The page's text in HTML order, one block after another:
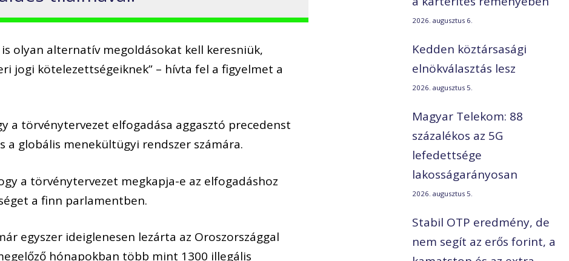
olyan alternatív megoldásokat kell keresniük,
jogi kötelezettségeiknek” – hívta fel a figyelmet a
a törvénytervezet elfogadása aggasztó precedenst
a globális menekültügyi rendszer számára.
a törvénytervezet megkapja-e az elfogadáshoz
a finn parlamentben.
egyszer ideiglenesen lezárta az Oroszországgal
hónapokban több mint 1300 illegális
2026. augusztus 6.
Kedden köztársasági
elnökválasztás lesz
2026. augusztus 5.
Magyar Telekom: 88
százalékos az 5G
lefedettsége
lakosságarányosan
2026. augusztus 5.
Stabil OTP eredmény, de
nem segít az erős forint, a